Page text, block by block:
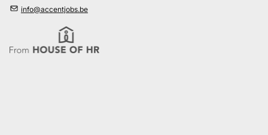
info@accentjobs.be